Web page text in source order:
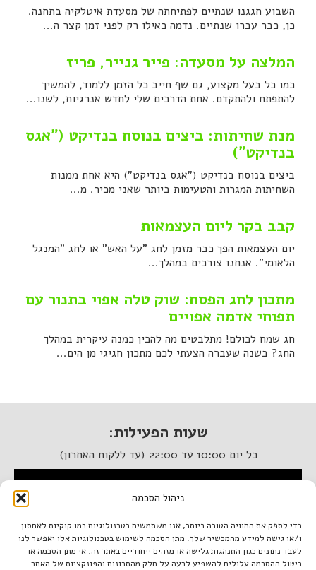
ניהול הסכמה
כדי לספק את החוויה הטובה ביותר, אנו משתמשים בטכנולוגיות כמו קוקיות לאחסון
ו/או גישה למידע מהמכשיר שלך. מתן הסכמה לשימוש בטכנולוגיות אלו יאפשר לנו
לעבד נתונים כגון התנהגות גלישה או מזהים ייחודיים באתר זה. אי מתן הסכמה או
ביטול ההסכמה עלולים להשפיע לרעה על חלק מהתכונות והפונקציות של האתר.
השבוע חגגנו שנתיים לפתיחתה של מסעדת איטלקיה בתחנה.
כן, כבר עברו שנתיים. נדמה כאילו רק לפני זמן קצר ה...
המלצה על מסעדה: פייר גנייר, פריז
כמו כל בעל מקצוע, גם שף חייב כל הזמן ללמוד, להמשיך
להתפתח ולהתקדם. אחת הדרכים שלי לחדש אנרגיות, לשנו...
מנת שחיתות: ביצים בנוסח בנדיקט ("אגס
בנדיקט")
ביצים בנוסח בנדיקט ("אגס בנדיקט") היא אחת ממנות
השחיתות המגרות והטעימות ביותר שאני מכיר. מ...
קבב בקר ליום העצמאות
יום העצמאות הפך כבר מזמן לחג "על האש" או לחג "המנגל
הלאומי". אנחנו צורכים במהלך...
מתכון לחג הפסח: שוק טלה אפוי בתנור עם
תפוחי אדמה אפויים
חג שמח לכולם! מתלבטים מה להכין כמנה עיקרית במהלך
החג? בשנה שעברה הצעתי לכם מתכון חגיגי מן הים...
שעות הפעילות:
כל יום 10:00 עד 22:00 (עד ללקוח האחרון)
המסעדה נגישה לנכים
איטלקיה בתחנה
מתחם התחנה, תל אביב.
טל. 03-933-1922